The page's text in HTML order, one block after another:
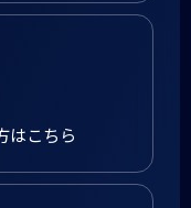
はこちら